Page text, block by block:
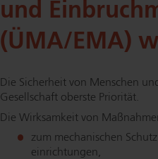
und
(ÜMA/EMA)
Die Sicherheit von Menschen
Gesellschaft oberste Priorität.
Die Wirksamkeit von
zum mechanischen
ein­rich­tun­gen,